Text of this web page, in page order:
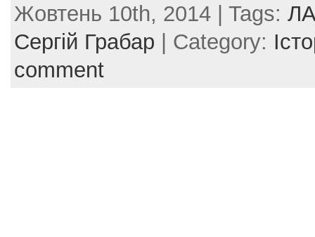
c
e
b
itt
er
er
e
st
ai
l
ar
e
Жовтень 10th, 2014 | Tags:
Сергій Грабар | Category:
comment